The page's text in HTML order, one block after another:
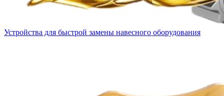
Устройства для быстрой замены навесного оборудования